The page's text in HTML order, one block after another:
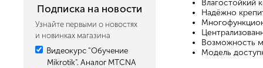
Подписка на новости
Узнайте первыми о новостях
и новинках магазина
Видеокурс "Обучение
Mikrotik". Аналог MTCNA
Влагостойкий
Надёжно
Возможность
Модель